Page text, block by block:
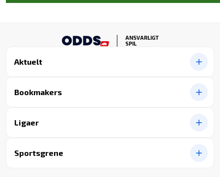
Aktuelt
Bookmakers
Ligaer
Sportsgrene
ANSVARLIGT
SPIL